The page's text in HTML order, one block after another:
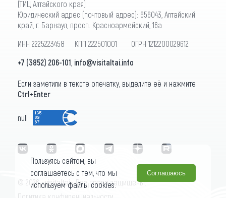
(ТИЦ Алтайского края)
Юридический адрес (почтовый адрес): 656043, Алтайский
край, г. Барнаул, просп. Красноармейский, 16а
ИНН 2225223458 КПП 222501001 ОГРН 1212200029612
+7 (3852) 206-101 info@visitaltai.info
Если заметили в тексте опечатку, выделите её и нажмите
Ctrl+Enter
null
© 2026 «visitaltai» Все права защищены.
Пользуясь сайтом, вы
соглашаетесь с тем, что мы
используем файлы cookies.
Соглашаюсь